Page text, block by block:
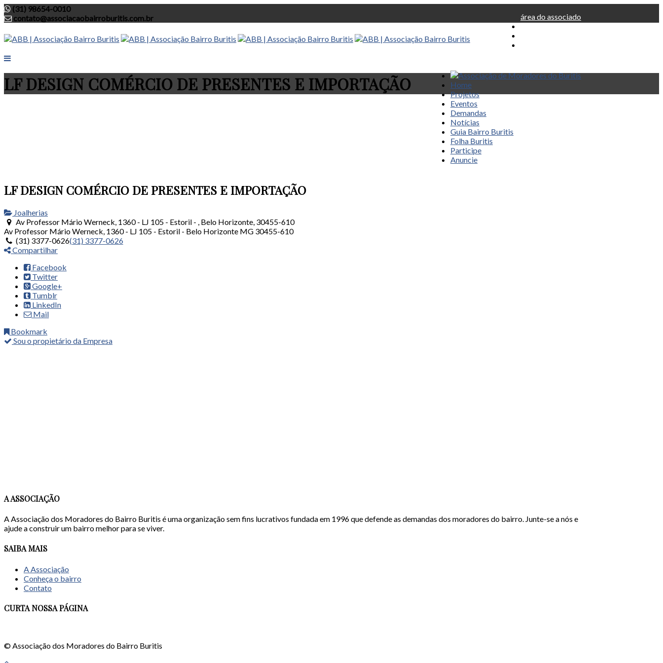
área do associado
(31) 98654-0010
contato@associacaobairroburitis.com.br
Home
Projetos
Eventos
Demandas
Notícias
Guia Bairro Buritis
Folha Buritis
Participe
Anuncie
LF DESIGN COMÉRCIO DE PRESENTES E IMPORTAÇÃO
LF DESIGN COMÉRCIO DE PRESENTES E IMPORTAÇÃO
Joalherias
Av Professor Mário Werneck, 1360 - LJ 105 - Estoril - , Belo Horizonte, 30455-610
Av Professor Mário Werneck, 1360 - LJ 105 - Estoril - Belo Horizonte MG 30455-610
(31) 3377-0626(31) 3377-0626
Compartilhar
Facebook
Twitter
Google+
Tumblr
LinkedIn
Mail
Bookmark
Sou o propietário da Empresa
A ASSOCIAÇÃO
A Associação dos Moradores do Bairro Buritis é uma organização sem fins lucrativos fundada em 1996 que defende as demandas dos moradores do bairro. Junte-se a nós e
ajude a construir um bairro melhor para se viver.
SAIBA MAIS
A Associação
Conheça o bairro
Contato
CURTA NOSSA PÁGINA
© Associação dos Moradores do Bairro Buritis